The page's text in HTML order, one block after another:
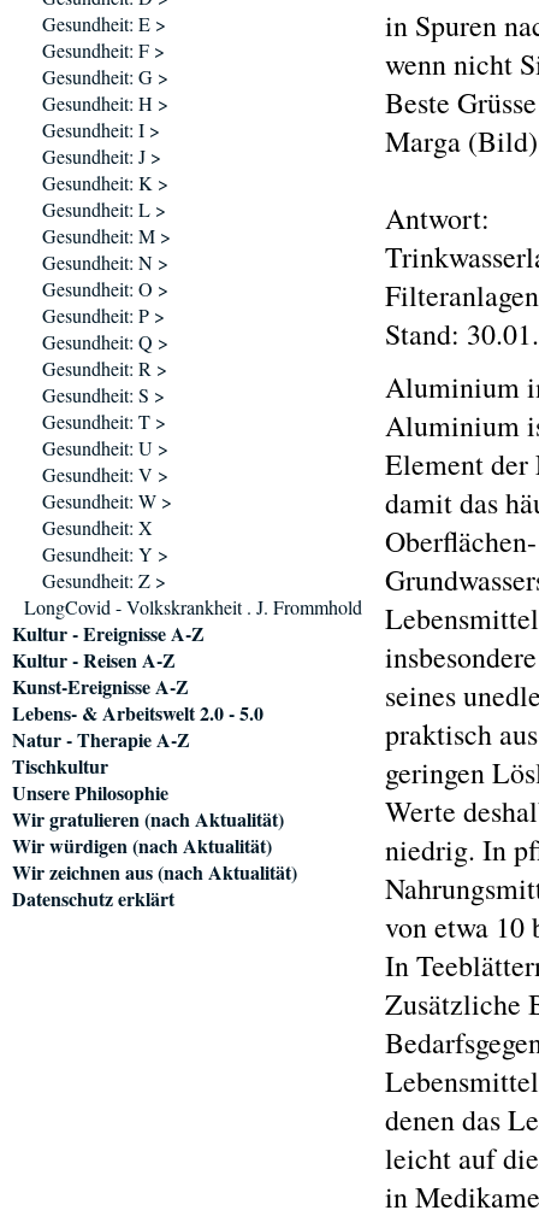
in Spuren
wenn nicht
Beste
Marga
Antwort:
Stand:
Aluminium
Aluminium
Element der
damit das
seines
praktisch
geringen
Werte
niedrig. In
von etwa 10
In
Zusätzliche
denen das
leicht auf
in
Gesundheit: E >
Gesundheit: F >
Gesundheit: G >
Gesundheit: H >
Gesundheit: I >
Gesundheit: J >
Gesundheit: K >
Gesundheit: L >
Gesundheit: M >
Gesundheit: N >
Gesundheit: O >
Gesundheit: P >
Gesundheit: Q >
Gesundheit: R >
Gesundheit: S >
Gesundheit: T >
Gesundheit: U >
Gesundheit: V >
Gesundheit: W >
Gesundheit: X
Gesundheit: Y >
Gesundheit: Z >
LongCovid - Volkskrankheit . J. Frommhold
Kultur - Ereignisse A-Z
Kultur - Reisen A-Z
Kunst-Ereignisse A-Z
Lebens- & Arbeitswelt 2.0 - 5.0
Natur - Therapie A-Z
Tischkultur
Unsere Philosophie
Wir gratulieren (nach Aktualität)
Wir würdigen (nach Aktualität)
Wir zeichnen aus (nach Aktualität)
Datenschutz erklärt